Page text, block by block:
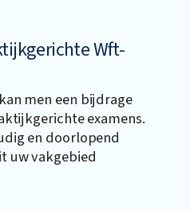
Wft-
men een bijdrage
examens.
en doorlopend
uw vakgebied